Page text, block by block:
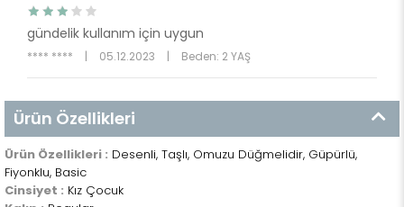
gündelik kullanım için uygun
**** **** | 05.12.2023 | Beden: 2 YAŞ
Ürün Özellikleri
Ürün Özellikleri : Desenli, Taşlı, Omuzu Düğmelidir, Güpürlü,
Fiyonklu, Basic
Cinsiyet : Kız Çocuk